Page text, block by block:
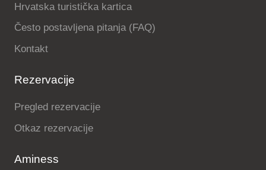
Hrvatska turistička kartica
Često postavljena pitanja (FAQ)
Kontakt
Rezervacije
Pregled rezervacije
Otkaz rezervacije
Aminess